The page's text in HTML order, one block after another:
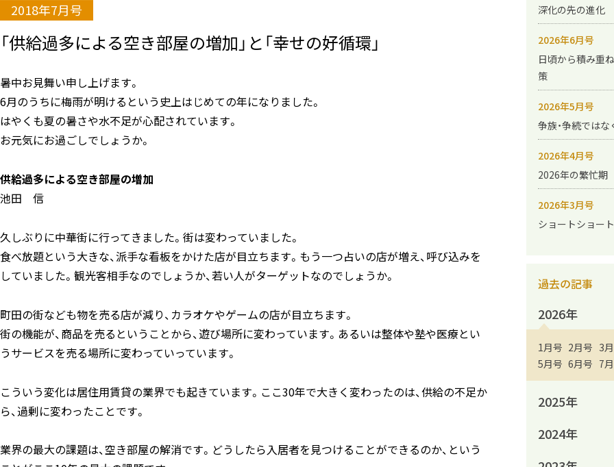
2018年7月号
「供給過多による空き部屋の増加」と「幸せの好循環」
暑中お見舞い申し上げます。
6月のうちに梅雨が明けるという史上はじめての年になりました。
はやくも夏の暑さや水不足が心配されています。
お元気にお過ごしでしょうか。
供給過多による空き部屋の増加
池田 信
久しぶりに中華街に行ってきました。街は変わっていました。
食べ放題という大きな、派手な看板をかけた店が目立ちます。もう一つ占いの店が増え、呼び込みを
していました。観光客相手なのでしょうか、若い人がターゲットなのでしょうか。
町田の街なども物を売る店が減り、カラオケやゲームの店が目立ちます。
街の機能が、商品を売るということから、遊び場所に変わっています。あるいは整体や塾や医療とい
うサービスを売る場所に変わっていっています。
こういう変化は居住用賃貸の業界でも起きています。ここ30年で大きく変わったのは、供給の不足か
ら、過剰に変わったことです。
業界の最大の課題は、空き部屋の解消です。どうしたら入居者を見つけることができるのか、という
深化の先の進化
2026年6月号
日頃から積み重
策
2026年5月号
争族・争続ではな
2026年4月号
2026年の繁忙期
2026年3月号
ショートショート
過去の記事
2026年
1月号 2月号 3
5月号 6月号 7
2025年
2024年